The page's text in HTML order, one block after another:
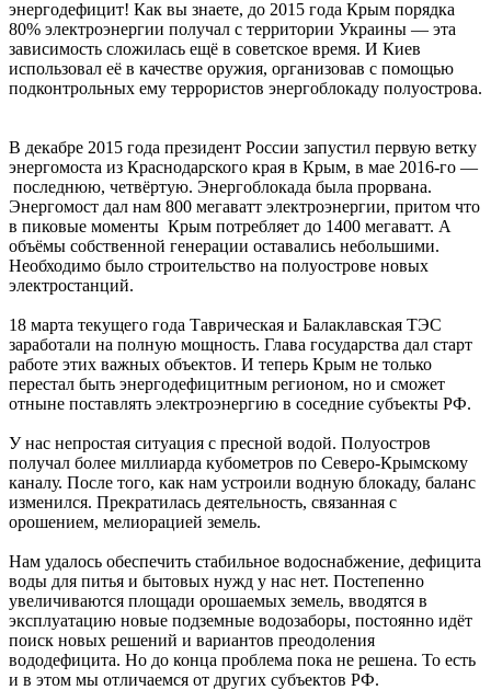
энергодефицит! Как вы знаете, до 2015 года Крым порядка
80% электроэнергии получал с территории Украины — эта
зависимость сложилась ещё в советское время. И Киев
использовал её в качестве оружия, организовав с помощью
подконтрольных ему террористов энергоблокаду полуострова.
В декабре 2015 года президент России запустил первую ветку
энергомоста из Краснодарского края в Крым, в мае 2016-го —
последнюю, четвёртую. Энергоблокада была прорвана.
Энергомост дал нам 800 мегаватт электроэнергии, притом что
в пиковые моменты Крым потребляет до 1400 мегаватт. А
объёмы собственной генерации оставались небольшими.
Необходимо было строительство на полуострове новых
электростанций.
18 марта текущего года Таврическая и Балаклавская ТЭС
заработали на полную мощность. Глава государства дал старт
работе этих важных объектов. И теперь Крым не только
перестал быть энергодефицитным регионом, но и сможет
отныне поставлять электроэнергию в соседние субъекты РФ.
У нас непростая ситуация с пресной водой. Полуостров
получал более миллиарда кубометров по Северо-Крымскому
каналу. После того, как нам устроили водную блокаду, баланс
изменился. Прекратилась деятельность, связанная с
орошением, мелиорацией земель.
Нам удалось обеспечить стабильное водоснабжение, дефицита
воды для питья и бытовых нужд у нас нет. Постепенно
увеличиваются площади орошаемых земель, вводятся в
эксплуатацию новые подземные водозаборы, постоянно идёт
поиск новых решений и вариантов преодоления
вододефицита. Но до конца проблема пока не решена. То есть
и в этом мы отличаемся от других субъектов РФ.